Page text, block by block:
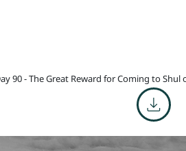
90 - The Great Reward for Coming to Shul